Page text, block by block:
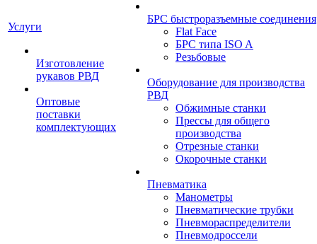
Услуги
Изготовление
рукавов РВД
Оптовые
поставки
комплектующих
БРС быстроразъемные соединения
Flat Face
БРС типа ISO A
Резьбовые
Оборудование для производства
РВД
Обжимные станки
Прессы для общего
производства
Отрезные станки
Окорочные станки
Пневматика
Манометры
Пневматические трубки
Пневмораспределители
Пневмодроссели